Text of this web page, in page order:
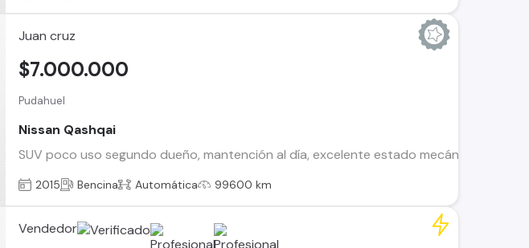
Juan cruz
Pudahuel
Nissan Qashqai
SUV poco uso segundo dueño, mantención al día, excelente estado mecánico.
$7.000.000
2015 Bencina Automática 99600 km
Vendedor